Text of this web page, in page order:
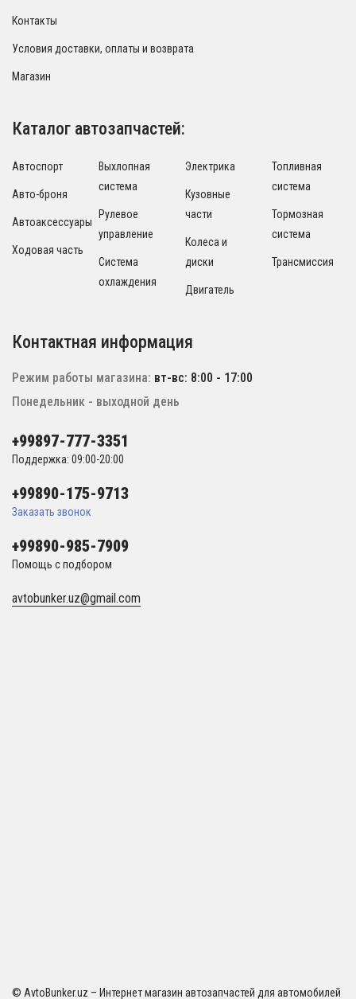
Контакты
Условия доставки, оплаты и возврата
Магазин
Каталог автозапчастей:
Автоспорт
Авто-броня
Автоаксессуары
Ходовая часть
Выхлопная
система
Рулевое
управление
Система
охлаждения
Электрика
Кузовные
части
Колеса и
диски
Двигатель
Топливная
система
Тормозная
система
Трансмиссия
Контактная информация
Режим работы магазина: вт-вс: 8:00 - 17:00
Понедельник - выходной день
+99897-777-3351
Поддержка: 09:00-20:00
+99890-175-9713
Заказать звонок
+99890-985-7909
Помощь с подбором
avtobunker.uz@gmail.com
© AvtoBunker.uz – Интернет магазин автозапчастей для автомобилей